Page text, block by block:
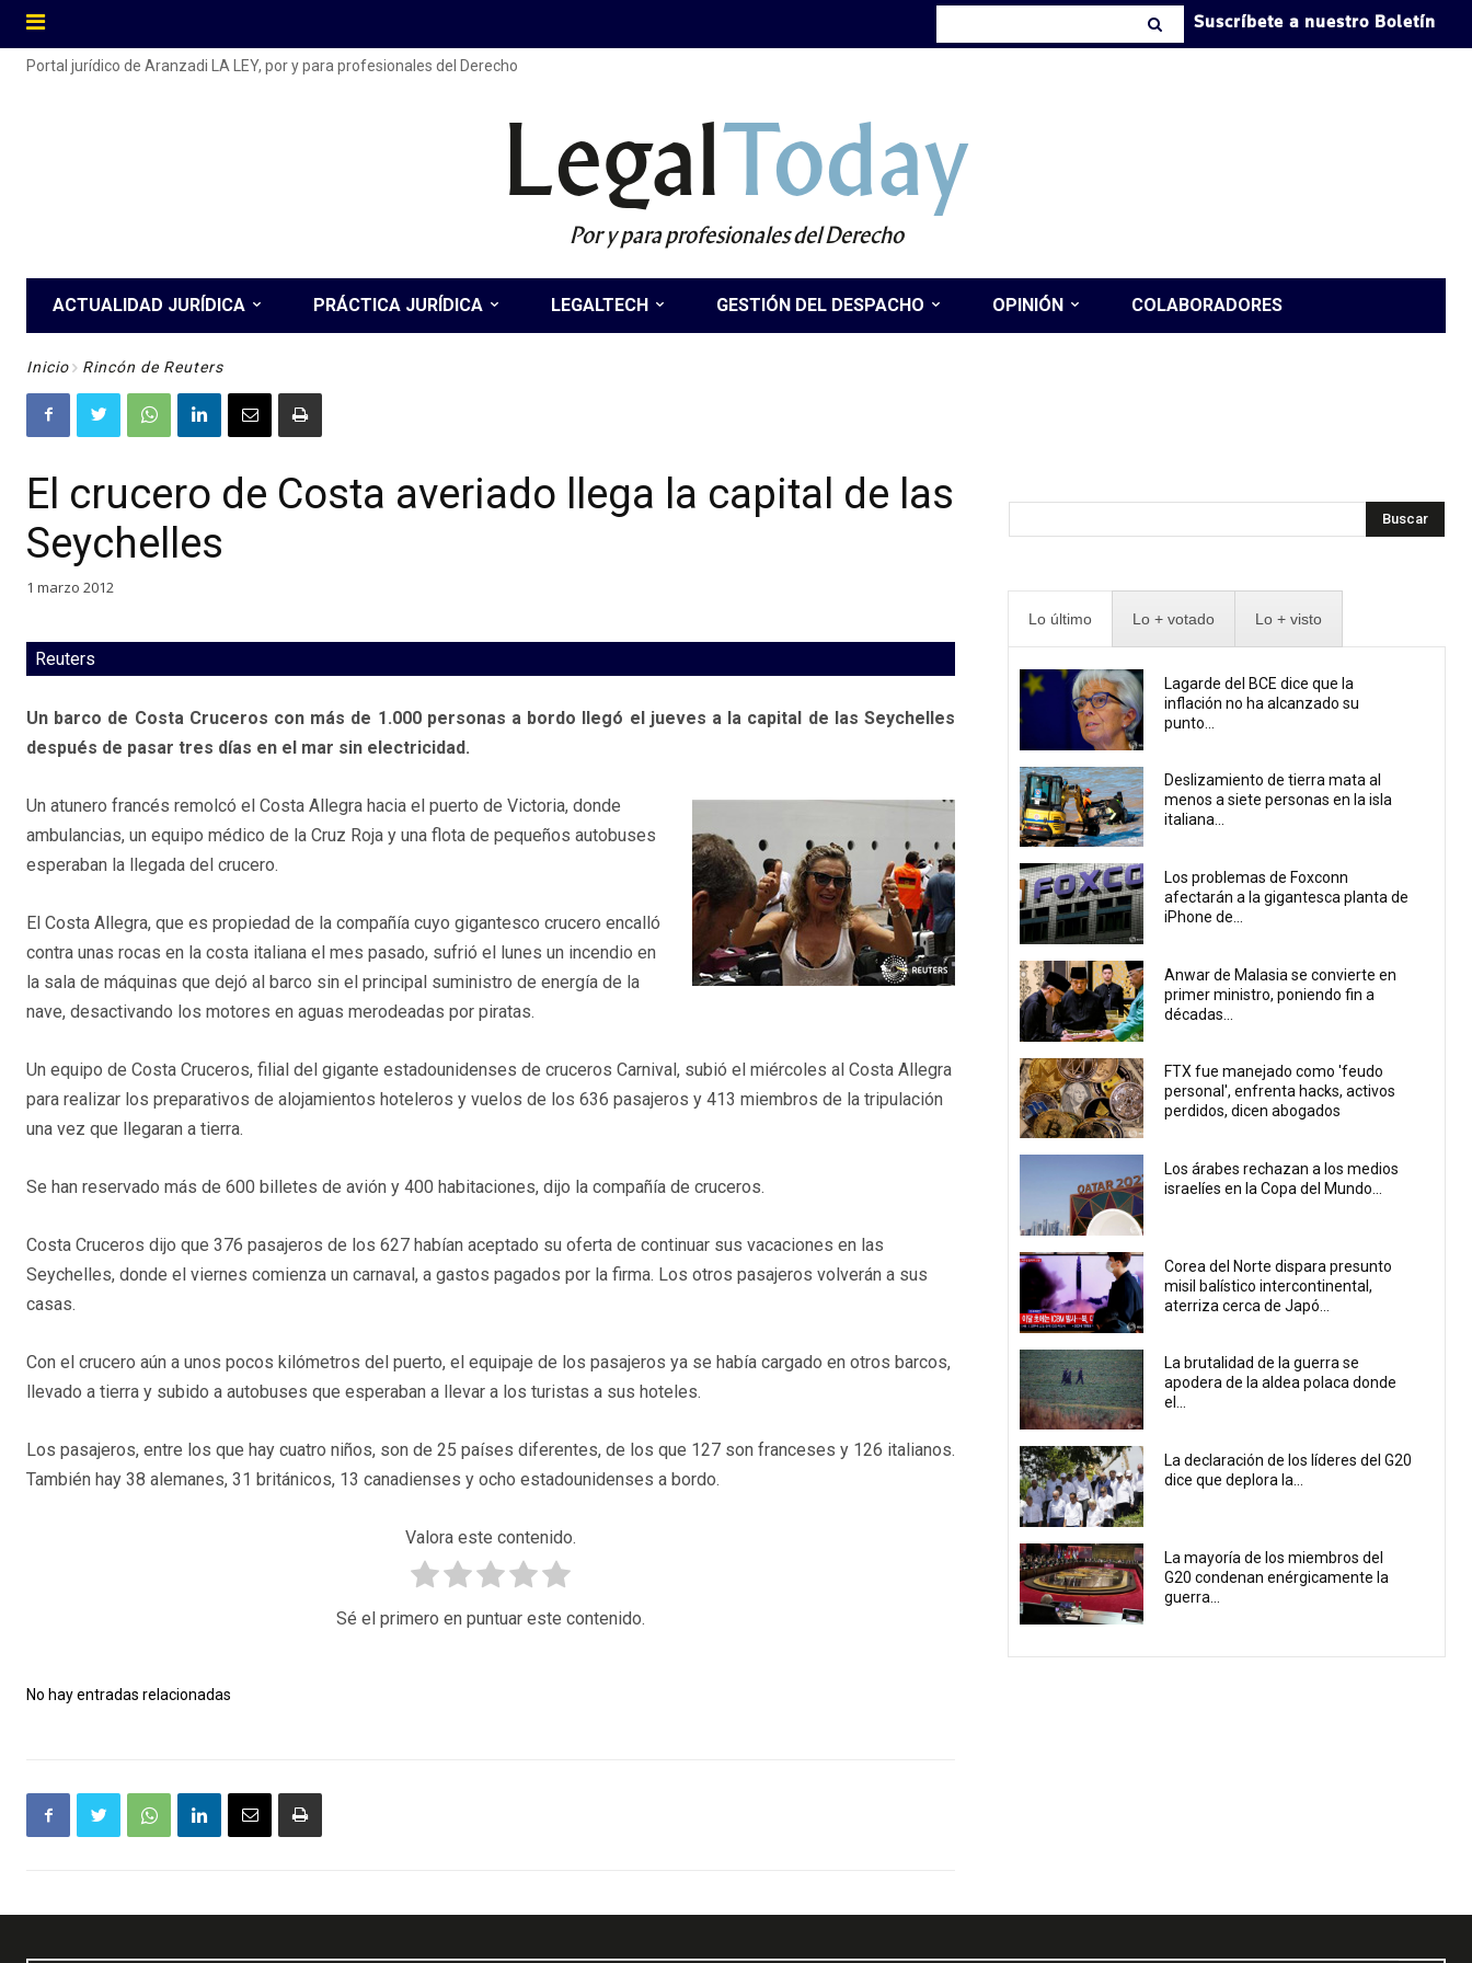
Suscríbete a nuestro Boletín
Portal jurídico de Aranzadi LA LEY, por y para profesionales del Derecho
LegalToday
Por y para profesionales del Derecho
ACTUALIDAD JURÍDICA PRÁCTICA JURÍDICA LEGALTECH GESTIÓN DEL DESPACHO OPINIÓN COLABORADORES
Inicio Rincón de Reuters
El crucero de Costa averiado llega la capital de las
Seychelles
1 marzo 2012
Reuters
Un barco de Costa Cruceros con más de 1.000 personas a bordo llegó el jueves a la capital de las Seychelles
después de pasar tres días en el mar sin electricidad.
Un atunero francés remolcó el Costa Allegra hacia el puerto de Victoria, donde
ambulancias, un equipo médico de la Cruz Roja y una flota de pequeños autobuses
esperaban la llegada del crucero.
El Costa Allegra, que es propiedad de la compañía cuyo gigantesco crucero encalló
contra unas rocas en la costa italiana el mes pasado, sufrió el lunes un incendio en
la sala de máquinas que dejó al barco sin el principal suministro de energía de la
nave, desactivando los motores en aguas merodeadas por piratas.
Un equipo de Costa Cruceros, filial del gigante estadounidenses de cruceros Carnival, subió el miércoles al Costa Allegra
para realizar los preparativos de alojamientos hoteleros y vuelos de los 636 pasajeros y 413 miembros de la tripulación
una vez que llegaran a tierra.
Se han reservado más de 600 billetes de avión y 400 habitaciones, dijo la compañía de cruceros.
Costa Cruceros dijo que 376 pasajeros de los 627 habían aceptado su oferta de continuar sus vacaciones en las
Seychelles, donde el viernes comienza un carnaval, a gastos pagados por la firma. Los otros pasajeros volverán a sus
casas.
Con el crucero aún a unos pocos kilómetros del puerto, el equipaje de los pasajeros ya se había cargado en otros barcos,
llevado a tierra y subido a autobuses que esperaban a llevar a los turistas a sus hoteles.
Los pasajeros, entre los que hay cuatro niños, son de 25 países diferentes, de los que 127 son franceses y 126 italianos.
También hay 38 alemanes, 31 británicos, 13 canadienses y ocho estadounidenses a bordo.
Valora este contenido.
Sé el primero en puntuar este contenido.
No hay entradas relacionadas
Buscar
Lo último Lo + votado Lo + visto
Lagarde del BCE dice que la
inflación no ha alcanzado su
punto...
Deslizamiento de tierra mata al
menos a siete personas en la isla
italiana...
Los problemas de Foxconn
afectarán a la gigantesca planta de
iPhone de...
Anwar de Malasia se convierte en
primer ministro, poniendo fin a
décadas...
FTX fue manejado como 'feudo
personal', enfrenta hacks, activos
perdidos, dicen abogados
Los árabes rechazan a los medios
israelíes en la Copa del Mundo...
Corea del Norte dispara presunto
misil balístico intercontinental,
aterriza cerca de Japó...
La brutalidad de la guerra se
apodera de la aldea polaca donde
el...
La declaración de los líderes del G20
dice que deplora la...
La mayoría de los miembros del
G20 condenan enérgicamente la
guerra...